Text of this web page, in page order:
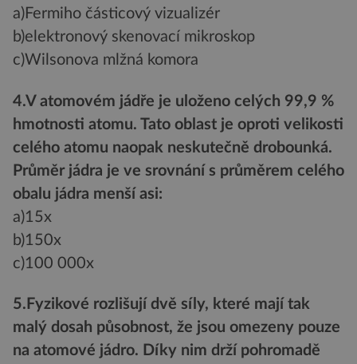
a)Fermiho částicový vizualizér
b)elektronový skenovací mikroskop
c)Wilsonova mlžná komora
4.V atomovém jádře je uloženo celých 99,9 %
hmotnosti atomu. Tato oblast je oproti velikosti
celého atomu naopak neskutečně drobounká.
Průměr jádra je ve srovnání s průměrem celého
obalu jádra menší asi:
a)15x
b)150x
c)100 000x
5.Fyzikové rozlišují dvě síly, které mají tak
malý dosah působnost, že jsou omezeny pouze
na atomové jádro. Díky nim drží pohromadě